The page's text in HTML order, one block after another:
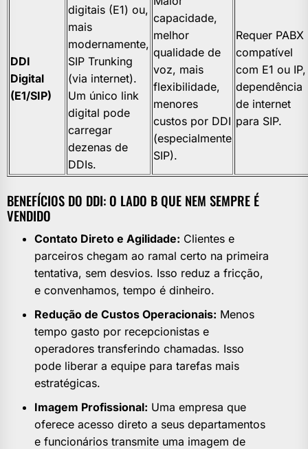
DDI
Digital
(E1/SIP)
digitais (E1) ou,
mais
modernamente,
SIP Trunking
(via internet).
Um único link
digital pode
carregar
dezenas de
DDIs.
capacidade,
melhor
qualidade de
voz, mais
flexibilidade,
menores
custos por DDI
(especialmente
SIP).
Requer PABX
compatível
com E1 ou IP,
dependência
de internet
para SIP.
BENEFÍCIOS DO DDI: O LADO B QUE NEM SEMPRE É
VENDIDO
Contato Direto e Agilidade: Clientes e
parceiros chegam ao ramal certo na primeira
tentativa, sem desvios. Isso reduz a fricção,
e convenhamos, tempo é dinheiro.
Redução de Custos Operacionais: Menos
tempo gasto por recepcionistas e
operadores transferindo chamadas. Isso
pode liberar a equipe para tarefas mais
estratégicas.
Imagem Profissional: Uma empresa que
oferece acesso direto a seus departamentos
e funcionários transmite uma imagem de